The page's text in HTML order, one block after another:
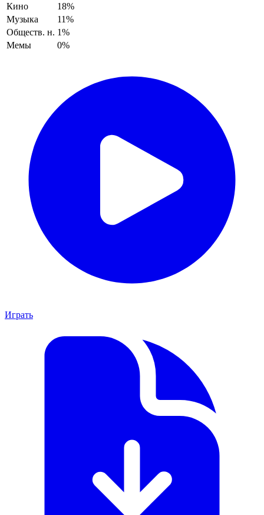
Кино
18%
Музыка
11%
Обществ. н. 1%
Мемы
0%
Играть